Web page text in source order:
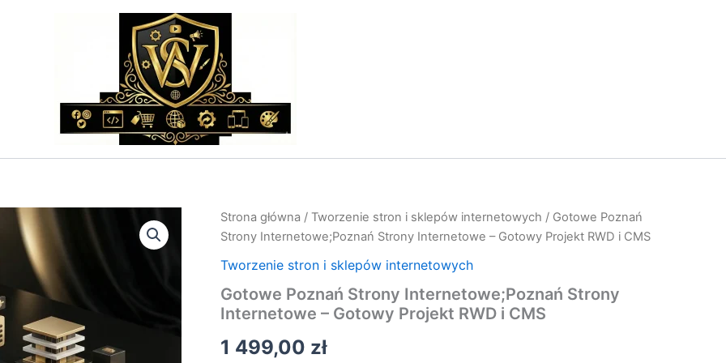
Strona główna / Tworzenie stron i sklepów internetowych / Gotowe Poznań
Strony Internetowe;Poznań Strony Internetowe – Gotowy Projekt RWD i CMS
Tworzenie stron i sklepów internetowych
Gotowe Poznań Strony Internetowe;Poznań Strony
Internetowe – Gotowy Projekt RWD i CMS
1 499,00 zł
ilość
Gotowe
Poznań
Strony
Strony
Internetowe
Gotowy